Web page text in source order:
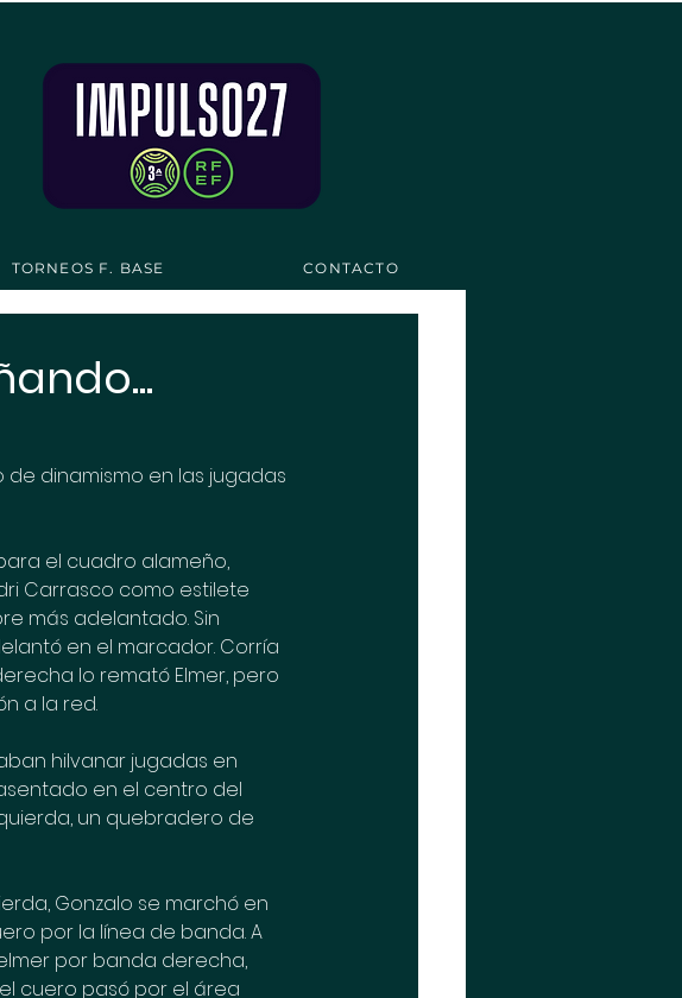
TORNEOS F. BASE CONTACTO
de dinamismo en las jugadas
el cuadro alameño,
Carrasco como estilete
más adelantado. Sin
en el marcador. Corría
lo remató Elmer, pero
a la red.
hilvanar jugadas en
en el centro del
un quebradero de
Gonzalo se marchó en
por la línea de banda. A
por banda derecha,
cuero pasó por el área